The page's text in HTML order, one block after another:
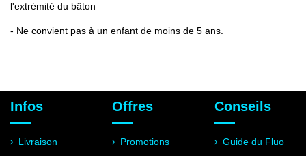
l'extrémité du bâton
- Ne convient pas à un enfant de moins de 5 ans.
Infos
Livraison
Offres
Promotions
Conseils
Guide du Fluo